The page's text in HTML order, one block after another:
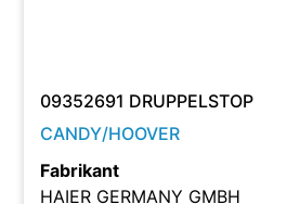
09352691 DRUPPELSTOP
CANDY/HOOVER
Fabrikant
HAIER GERMANY GMBH